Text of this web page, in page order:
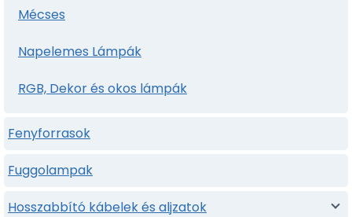
Mécses
Napelemes Lámpák
RGB, Dekor és okos lámpák
Fenyforrasok
Fuggolampak
Hosszabbító kábelek és aljzatok